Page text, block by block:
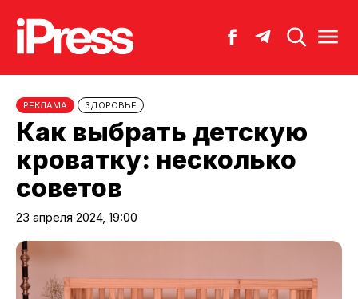
РЕКЛАМА ЗДОРОВЬЕ
Как выбрать детскую
кроватку: несколько
советов
23 апреля 2024, 19:00